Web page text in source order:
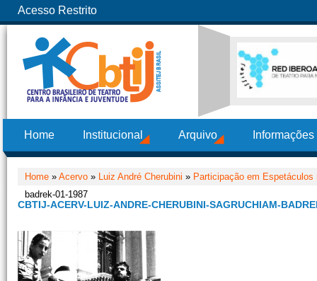
Acesso Restrito
Home Institucional Arquivo
Home » Acervo » Luiz André Cherubini » Participação em Espetáculos
badrek-01-1987
CBTIJ-ACERV-LUIZ-ANDRE-CHERUBINI-SAGRUCHIAM-